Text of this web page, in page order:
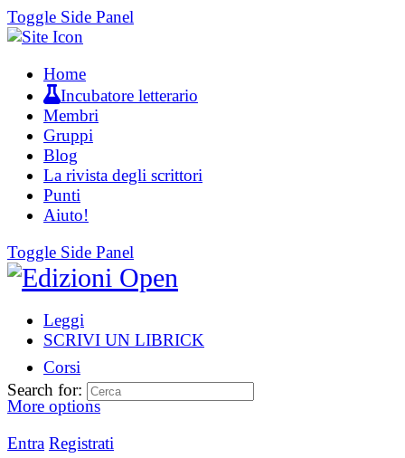
Toggle Side Panel
Home
Incubatore letterario
Membri
Gruppi
Blog
La rivista degli scrittori
Punti
Aiuto!
Toggle Side Panel
Leggi
SCRIVI UN LIBRICK
Corsi
More options
Entra Registrati
Search for: